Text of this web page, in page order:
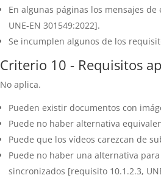
En algunas páginas los mensajes
UNE-EN 301549:2022].
Se incumplen algunos de los
Criterio 10 - Requisitos
No aplica.
Pueden existir documentos con
Puede no haber alternativa
Puede que los vídeos carezcan de
Puede no haber una alternativa
sincronizados [requisito 10.1.2.3,